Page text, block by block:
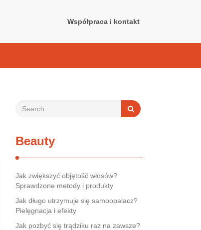
Współpraca i kontakt
Beauty
Jak zwiększyć objętość włosów?
Sprawdzone metody i produkty
Jak długo utrzymuje się samoopalacz?
Pielęgnacja i efekty
Jak pozbyć się trądziku raz na zawsze?